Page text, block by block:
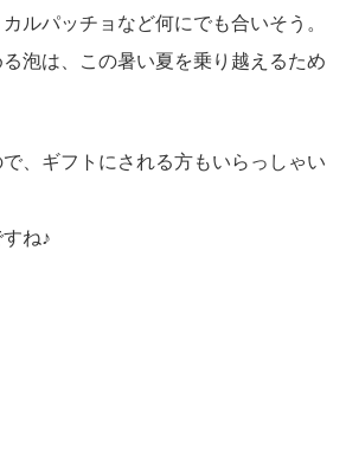
ルパッチョなど何にでも合いそう。
泡は、この暑い夏を乗り越えるため
、ギフトにされる方もいらっしゃい
ね♪